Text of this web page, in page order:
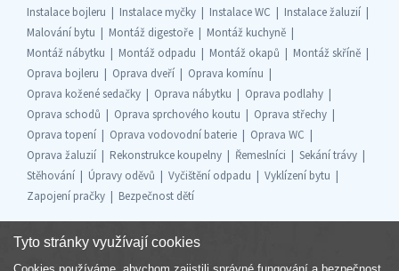
Instalace bojleru
Instalace myčky Instalace WC
Instalace žaluzií
Malování bytu
Montáž digestoře
Montáž kuchyně
Montáž nábytku
Montáž odpadu Montáž okapů
Montáž skříně
Oprava bojleru
Oprava dveří
Oprava komínu
Oprava kožené sedačky
Oprava nábytku
Oprava podlahy
Oprava schodů
Oprava sprchového koutu
Oprava střechy
Oprava topení
Oprava vodovodní baterie
Oprava WC
Oprava žaluzií
Rekonstrukce koupelny Řemeslníci
Sekání trávy
Stěhování
Úpravy oděvů Vyčištění odpadu
Vyklízení bytu
Zapojení pračky
Bezpečnost dětí
Tyto stránky využívají cookies